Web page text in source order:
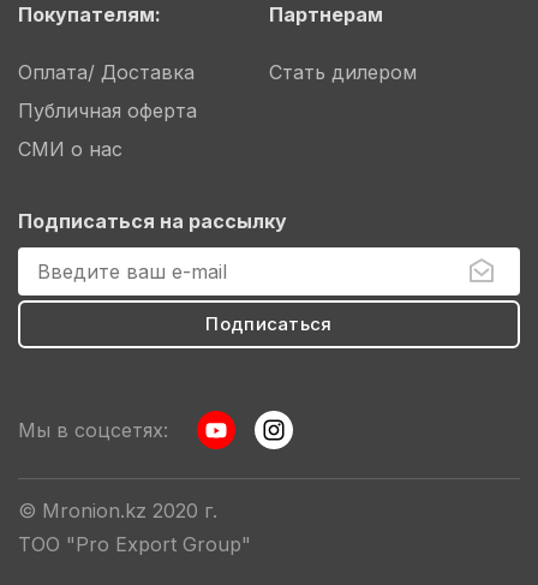
Покупателям:
Оплата/ Доставка
Публичная оферта
СМИ о нас
Партнерам
Стать дилером
Подписаться на рассылку
© Mronion.kz 2020 г.
ТОО "Pro Export Group"
Мы в соцсетях: